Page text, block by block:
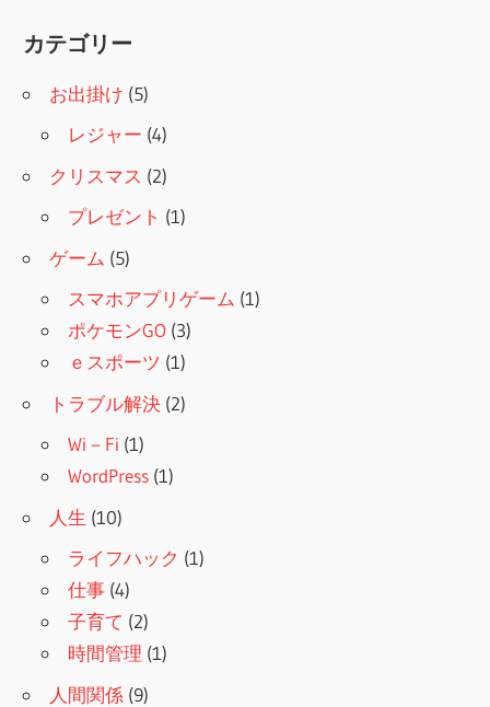
カテゴリー
お出掛け (5)
レジャー (4)
クリスマス (2)
プレゼント (1)
ゲーム (5)
スマホアプリゲーム (1)
ポケモンGO (3)
ｅスポーツ (1)
トラブル解決 (2)
Wi－Fi (1)
WordPress (1)
人生 (10)
ライフハック (1)
仕事 (4)
子育て (2)
時間管理 (1)
人間関係 (9)